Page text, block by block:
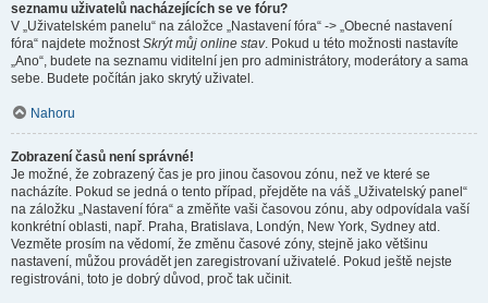
seznamu uživatelů nacházejících se ve fóru?
V „Uživatelském panelu“ na záložce „Nastavení fóra“ -> „Obecné nastavení
fóra“ najdete možnostSkrýt můj online stav. Pokud u této možnosti nastavíte
„Ano“, budete na seznamu viditelní jen pro administrátory, moderátory a sama
sebe. Budete počítán jako skrytý uživatel.
Nahoru
Zobrazení časů není správné!
Je možné, že zobrazený čas je pro jinou časovou zónu, než ve které se
nacházíte. Pokud se jedná o tento případ, přejděte na váš „Uživatelský panel“
na záložku „Nastavení fóra“ a změňte vaši časovou zónu, aby odpovídala vaší
konkrétní oblasti, např. Praha, Bratislava, Londýn, New York, Sydney atd.
Vezměte prosím na vědomí, že změnu časové zóny, stejně jako většinu
nastavení, můžou provádět jen zaregistrovaní uživatelé. Pokud ještě nejste
registrováni, toto je dobrý důvod, proč tak učinit.